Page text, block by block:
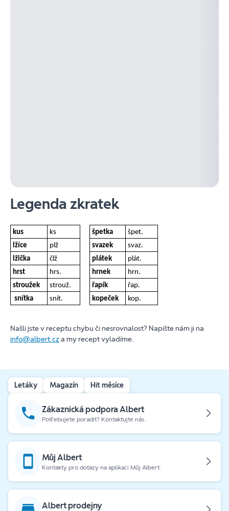
Legenda zkratek
kus ks špetka
špet.
lžíce
plž svazek
svaz.
lžička
člž plátek
plát.
hrst
hrs. hrnek
hrn.
stroužek
strouž. řapík
řap.
snítka
snít. kopeček kop.
Našli jste v receptu chybu či nesrovnalost? Napište nám ji na
info@albert.cza my recept vyladíme.
Letáky Magazín Hit měsíce
Zákaznická podpora Albert
Potřebujete poradit? Kontaktujte nás.
Můj Albert
Kontakty pro dotazy na aplikaci Můj Albert.
Albert prodejny